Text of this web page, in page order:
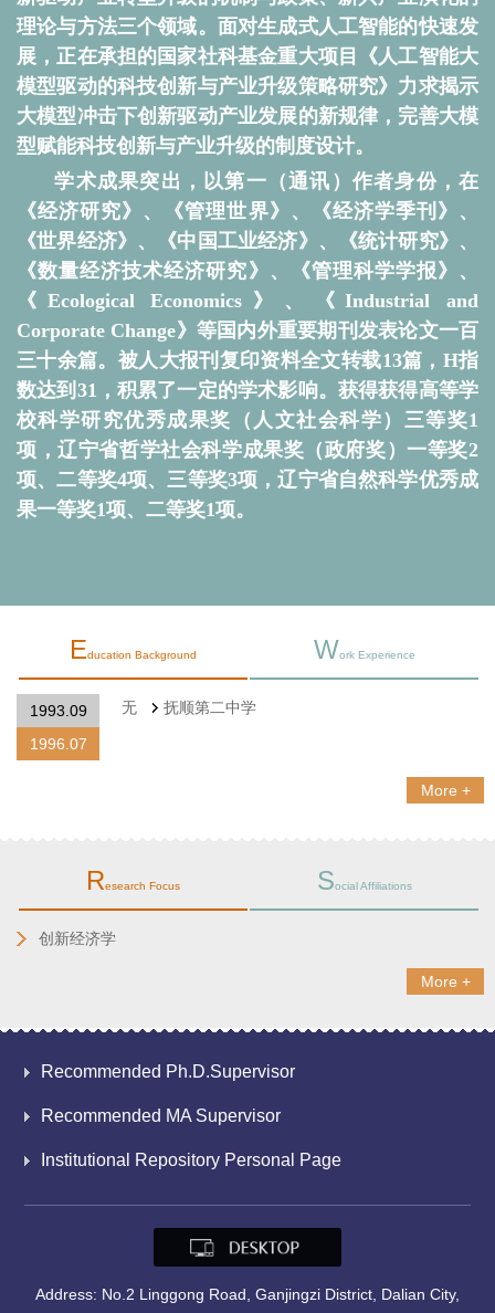
理论与方法三个领域。面对生成式人工智能的快速发
展，正在承担的国家社科基金重大项目《人工智能大
模型驱动的科技创新与产业升级策略研究》力求揭示
大模型冲击下创新驱动产业发展的新规律，完善大模
型赋能科技创新与产业升级的制度设计。
学术成果突出，以第一（通讯）作者身份，在
《经济研究》、《管理世界》、《经济学季刊》、
《世界经济》、《中国工业经济》、
《统计研究》、
《数量经济技术经济研究》、《管理科学学报》、
《Ecological Economics》、《Industrial and
Corporate Change》等国内外重要期刊发表论文一百
三十余篇。被人大报刊复印资料全文转载13篇，H指
数达到31，积累了一定的学术影响。获得获得高等学
校科学研究优秀成果奖（人文社会科学）三等奖1
项，辽宁省哲学社会科学成果奖（政府奖）一等奖2
项、二等奖4项、三等奖3项，辽宁省自然科学优秀成
果一等奖1项、二等奖1项。
Education Background Work Experience
1993.09
1996.07
无 抚顺第二中学
More +
Research Focus Social Affiliations
创新经济学
More +
Recommended Ph.D.Supervisor
Recommended MA Supervisor
Institutional Repository Personal Page
Address: No.2 Linggong Road, Ganjingzi District, Dalian City,